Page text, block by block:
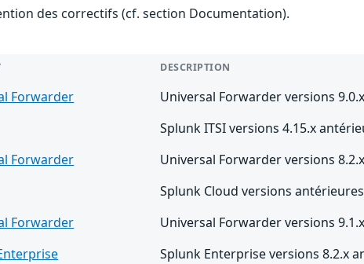
des correctifs (cf. section Documentation).
DESCRIPTION
Forwarder
Universal Forwarder versions
Splunk ITSI versions 4.15.x
Forwarder
Universal Forwarder versions
Splunk Cloud versions
Forwarder
Universal Forwarder versions
Splunk Enterprise versions 8.2.x